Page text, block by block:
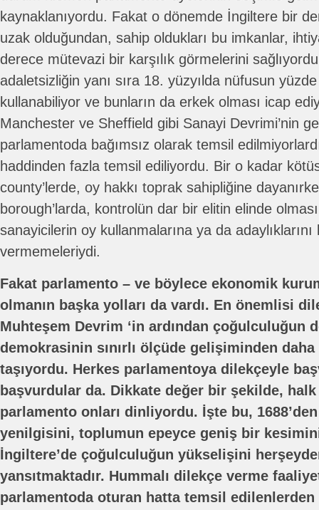
kaynaklanıyordu. Fakat o dönemde İngiltere bir
uzak olduğundan, sahip oldukları bu imkanlar,
derece mütevazi bir karşılık görmelerini
adaletsizliğin yanı sıra 18. yüzyılda nüfusun yüzde
kullanabiliyor ve bunların da erkek olması icap
Manchester ve Sheffield gibi Sanayi Devrimi’nin
parlamentoda bağımsız olarak temsil
haddinden fazla temsil ediliyordu. Bir o kadar
county’lerde, oy hakkı toprak sahipliğine
borough’larda, kontrolün dar bir elitin elinde
sanayicilerin oy kullanmalarına ya da adaylıklarını
vermemeleriydi.
Fakat parlamento – ve böylece ekonomik
olmanın başka yolları da vardı. En önemlisi
Muhteşem Devrim ‘in ardından çoğulculuğun
demokrasinin sınırlı ölçüde gelişiminden
taşıyordu. Herkes parlamentoya dilekçeyle
başvurdular da. Dikkate değer bir şekilde,
parlamento onları dinliyordu. İşte bu,
yenilgisini, toplumun epeyce geniş bir
İngiltere’de çoğulculuğun yükselişini
yansıtmaktadır. Hummalı dilekçe verme
parlamentoda oturan hatta temsil